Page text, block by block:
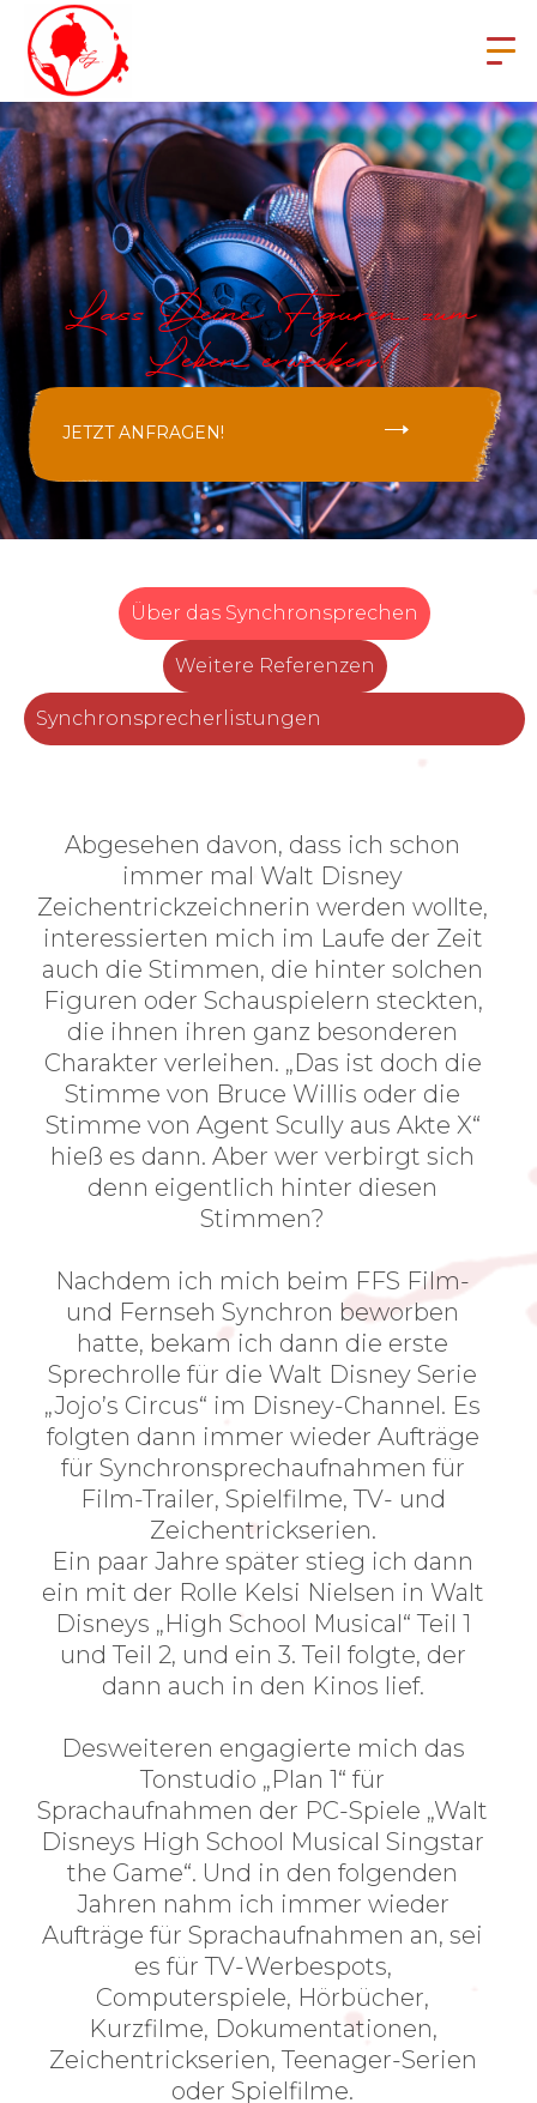
Lass Deine Figuren zum
Leben erwecken!
JETZT ANFRAGEN!
Über das Synchronsprechen
Weitere Referenzen
Synchronsprecherlistungen
Abgesehen davon, dass ich schon
immer mal Walt Disney
Zeichentrickzeichnerin werden wollte,
interessierten mich im Laufe der Zeit
auch die Stimmen, die hinter solchen
Figuren oder Schauspielern steckten,
die ihnen ihren ganz besonderen
Charakter verleihen. „Das ist doch die
Stimme von Bruce Willis oder die
Stimme von Agent Scully aus Akte X“
hieß es dann. Aber wer verbirgt sich
denn eigentlich hinter diesen
Stimmen?
Nachdem ich mich beim FFS Film-
und Fernseh Synchron beworben
hatte, bekam ich dann die erste
Sprechrolle für die Walt Disney Serie
„Jojo’s Circus“ im Disney-Channel. Es
folgten dann immer wieder Aufträge
für Synchronsprechaufnahmen für
Film-Trailer, Spielfilme, TV- und
Zeichentrickserien.
Ein paar Jahre später stieg ich dann
ein mit der Rolle Kelsi Nielsen in Walt
Disneys „High School Musical“ Teil 1
und Teil 2, und ein 3. Teil folgte, der
dann auch in den Kinos lief.
Desweiteren engagierte mich das
Tonstudio „Plan 1“ für
Sprachaufnahmen der PC-Spiele „Walt
Disneys High School Musical Singstar
the Game“. Und in den folgenden
Jahren nahm ich immer wieder
Aufträge für Sprachaufnahmen an, sei
es für TV-Werbespots,
Computerspiele, Hörbücher,
Kurzfilme, Dokumentationen,
Zeichentrickserien, Teenager-Serien
oder Spielfilme.